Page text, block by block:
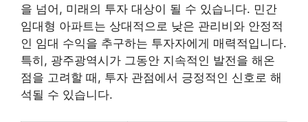
을 넘어, 미래의 투자 대상이 될 수 있습니다. 민간
임대형 아파트는 상대적으로 낮은 관리비와 안정적
인 임대 수익을 추구하는 투자자에게 매력적입니다.
특히, 광주광역시가 그동안 지속적인 발전을 해온
점을 고려할 때, 투자 관점에서 긍정적인 신호로 해
석될 수 있습니다.